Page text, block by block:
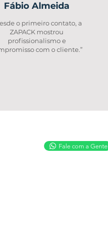
Fábio Almeida
o primeiro contato, a
ZAPACK mostrou
profissionalismo e
com o cliente.”
Fale com a Gente